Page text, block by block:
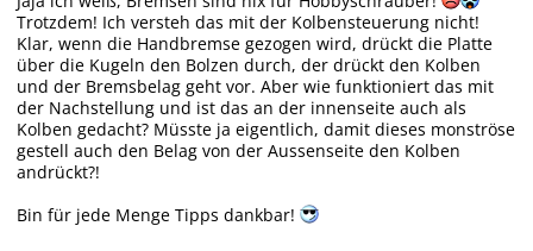
Trotzdem! Ich versteh das mit der Kolbensteuerung nicht!
Klar, wenn die Handbremse gezogen wird, drückt die Platte
über die Kugeln den Bolzen durch, der drückt den Kolben
und der Bremsbelag geht vor. Aber wie funktioniert das mit
der Nachstellung und ist das an der innenseite auch als
Kolben gedacht? Müsste ja eigentlich, damit dieses monströse
gestell auch den Belag von der Aussenseite den Kolben
andrückt?!
Bin für jede Menge Tipps dankbar!